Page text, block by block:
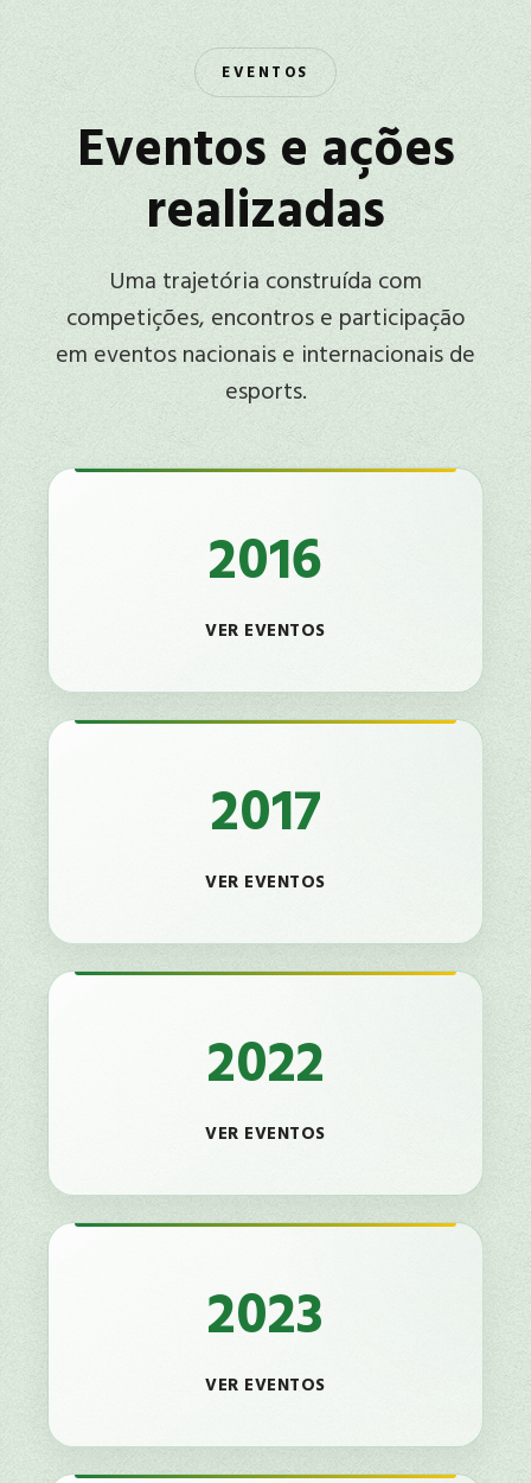
EVENTOS
Eventos e ações
realizadas
Uma trajetória construída com
competições, encontros e participação
em eventos nacionais e internacionais de
esports.
2016
VER EVENTOS
2017
VER EVENTOS
2022
VER EVENTOS
2023
VER EVENTOS